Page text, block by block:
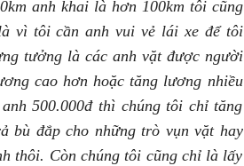
anh khai là hơn 100km tôi cũng
vì tôi cần anh vui vẻ lái xe để tôi
tưởng là các anh vặt được người
cao hơn hoặc tăng lương nhiều
500.000đ thì chúng tôi chỉ tăng
bù đắp cho những trò vụn vặt hay
thôi. Còn chúng tôi cũng chỉ là lấy